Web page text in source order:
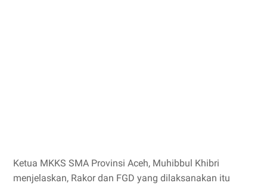
Ketua MKKS SMA Provinsi Aceh, Muhibbul Khibri
menjelaskan, Rakor dan FGD yang dilaksanakan itu